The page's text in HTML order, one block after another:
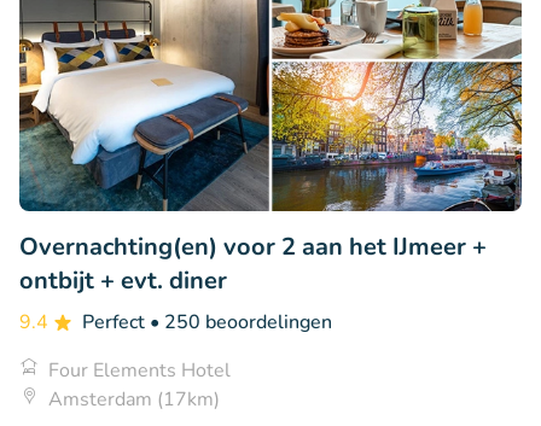
Overnachting(en) voor 2 aan het IJmeer +
ontbijt + evt. diner
9.4 Perfect • 250 beoordelingen
Four Elements Hotel
Amsterdam (17km)